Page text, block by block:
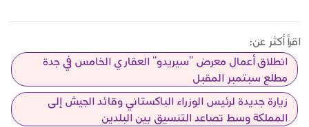
اقرأ أكثر عن:
انطلاق أعمال معرض "سيريدو" العقاري الخامس في جدة
مطلع سبتمبر المقبل
زيارة جديدة لرئيس الوزراء الباكستاني وقائد الجيش إلى
المملكة وسط تصاعد التنسيق بين البلدين